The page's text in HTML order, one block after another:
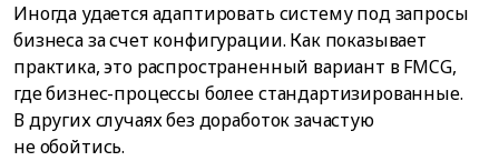
Иногда удается адаптировать систему под запросы
бизнеса за счет конфигурации. Как показывает
практика, это распространенный вариант в FMCG,
где бизнес-процессы более стандартизированные.
В других случаях без доработок зачастую
не обойтись.